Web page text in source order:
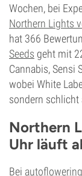
Wochen, bei
Northern Lights
hat 366
Seeds geht mit
Cannabis, Sensi
wobei White
sondern schlicht
Northern
Uhr läuft
Bei